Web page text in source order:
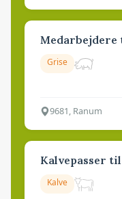
Grise
9681, Ranum
Kalvepasser
Kalve